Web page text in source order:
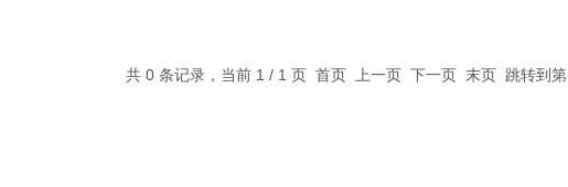
共 0 条记录，当前 1 / 1 页 首页 上一页 下一页 末页 跳转到第